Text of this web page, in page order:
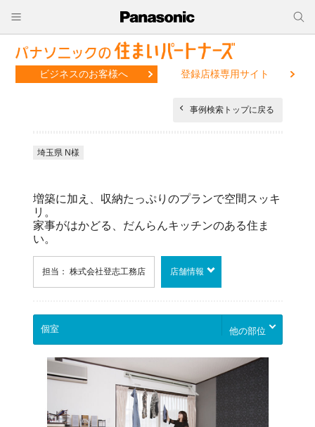
ビジネスのお客様へ 登録店様専用サイト
事例検索トップに戻る
埼玉県 N様
増築に加え、収納たっぷりのプランで空間スッキ
リ。
家事がはかどる、だんらんキッチンのある住ま
い。
担当： 株式会社登志工務店 店舗情報
他の部位